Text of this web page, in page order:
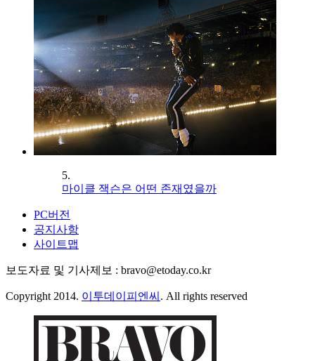
5.
마이클 잭슨은 어떤 존재였을까
PC버전
공지사항
사이트맵
보도자료 및 기사제보 : bravo@etoday.co.kr
Copyright 2014. 이투데이피엔씨 . All rights reserved